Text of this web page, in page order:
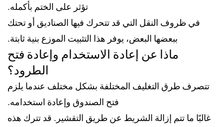
تؤثر على الختم بأكمله.
في ظروف النقل التي قد تتحرك فيها الصناديق أو تحتك
ببعضها البعض، يوفر هذا التثبيت الموزع بنية ثابتة.
ماذا عن إعادة الاستخدام وإعادة فتح
الطرود؟
تتصرف طرق التغليف المختلفة بشكل مختلف عندما يلزم
فتح الصندوق وإعادة استخدامه.
غالبًا ما تتم إزالة الشريط عن طريق التقشير. قد تترك هذه